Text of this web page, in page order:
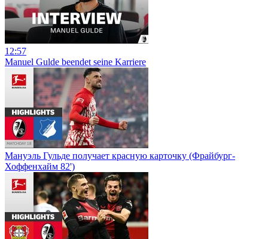
12:57
Manuel Gulde beendet seine Karriere
Мануэль Гульде получает красную карточку (Фрайбург-
Хоффенхайм 82')